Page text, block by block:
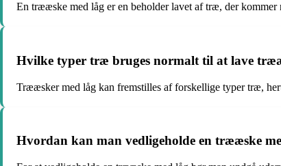
En trææske med låg er en beholder lavet af træ, der
Hvilke typer træ bruges normalt til at lave
Trææsker med låg kan fremstilles af forskellige typer træ,
Hvordan kan man vedligeholde en trææske